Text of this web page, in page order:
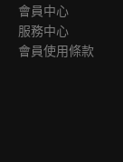
會員中心
服務中心
會員使用條款